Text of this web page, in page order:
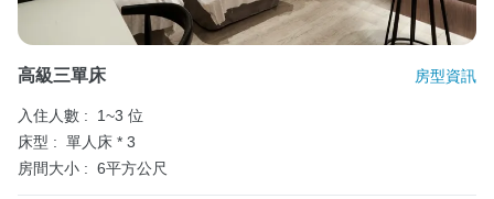
高級三單床 房型資訊
入住人數 :
1~3 位
床型 : 單人床 * 3
房間大小 : 6平方公尺